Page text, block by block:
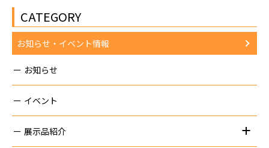
CATEGORY
お知らせ・イベント情報
お知らせ
イベント
展示品紹介